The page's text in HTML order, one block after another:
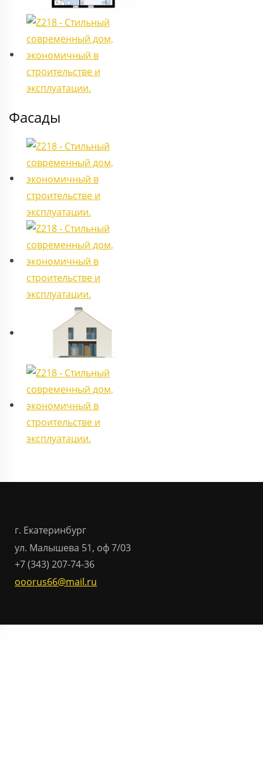
Фасады
г. Екатеринбург
ул. Малышева 51, оф 7/03
+7 (343) 207-74-36
ooorus66@mail.ru